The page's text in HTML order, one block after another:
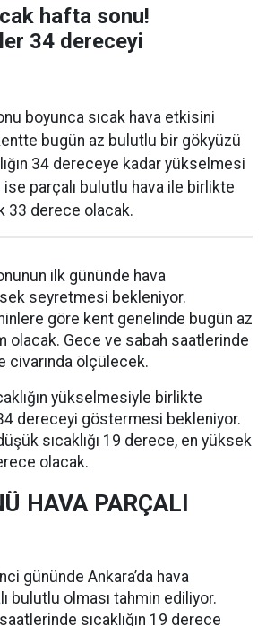
hafta sonu!
34 dereceyi
boyunca sıcak hava etkisini
bugün az bulutlu bir gökyüzü
34 dereceye kadar yükselmesi
ise parçalı bulutlu hava ile birlikte
33 derece olacak.
ilk gününde hava
seyretmesi bekleniyor.
göre kent genelinde bugün az
olacak. Gece ve sabah saatlerinde
civarında ölçülecek.
yükselmesiyle birlikte
dereceyi göstermesi bekleniyor.
sıcaklığı 19 derece, en yüksek
olacak.
HAVA PARÇALI
gününde Ankara’da hava
bulutlu olması tahmin ediliyor.
sıcaklığın 19 derece